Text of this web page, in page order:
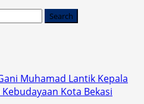
Muhamad Lantik Kepala
Kota Bekasi